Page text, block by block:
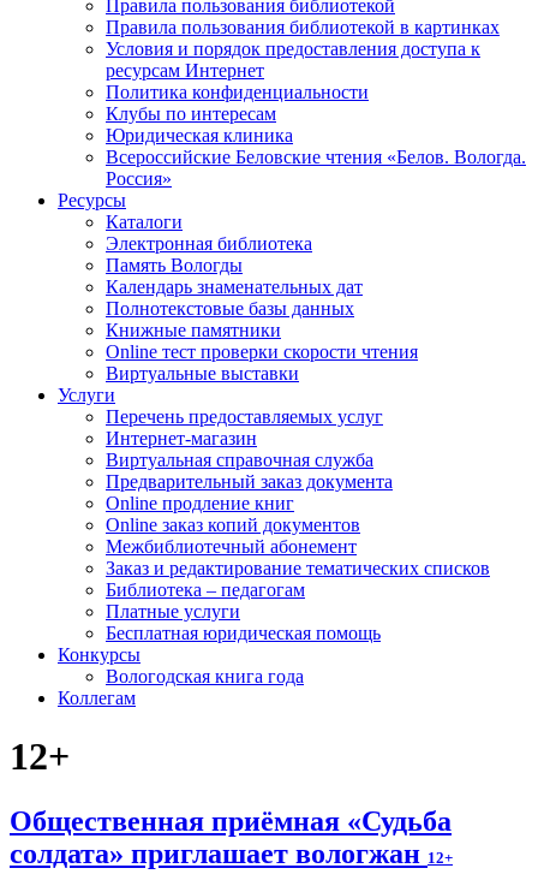
Правила пользования библиотекой
Правила пользования библиотекой в картинках
Условия и порядок предоставления доступа к
ресурсам Интернет
Политика конфиденциальности
Клубы по интересам
Юридическая клиника
Всероссийские Беловские чтения «Белов. Вологда.
Россия»
Ресурсы
Каталоги
Электронная библиотека
Память Вологды
Календарь знаменательных дат
Полнотекстовые базы данных
Книжные памятники
Online тест проверки скорости чтения
Виртуальные выставки
Услуги
Перечень предоставляемых услуг
Интернет-магазин
Виртуальная справочная служба
Предварительный заказ документа
Online продление книг
Online заказ копий документов
Межбиблиотечный абонемент
Заказ и редактирование тематических списков
Библиотека – педагогам
Платные услуги
Бесплатная юридическая помощь
Конкурсы
Вологодская книга года
Коллегам
12+
Общественная приёмная «Судьба
солдата» приглашает вологжан 12+